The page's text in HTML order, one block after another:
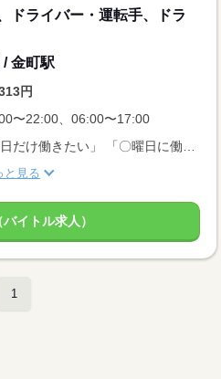
ドライバー・運転手、ドラ
金町駅
円
〜22:00、06:00〜17:00
【自己申告シフト】 「平日だけ働きたい」 「〇曜日に働きたい」 など、働き方は自分で選べます。 曜日・時間についてのご希望も 面談の際に教えてくださいね。 ※こちらは中型以上のお仕事の例です
と見る
イトル求人）
1